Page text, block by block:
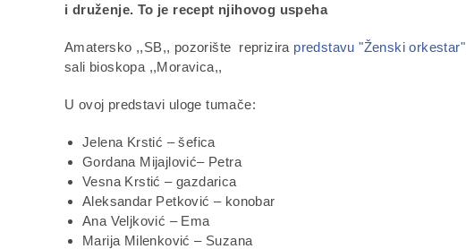
i druženje. To je recept njihovog uspeha
Amatersko ,,SB,, pozorište reprizira predstavu "Ženski orkestar"
sali bioskopa ,,Moravica,,
U ovoj predstavi uloge tumače:
Jelena Krstić – šefica
Gordana Mijajlović– Petra
Vesna Krstić – gazdarica
Aleksandar Petković – konobar
Ana Veljković – Ema
Marija Milenković – Suzana